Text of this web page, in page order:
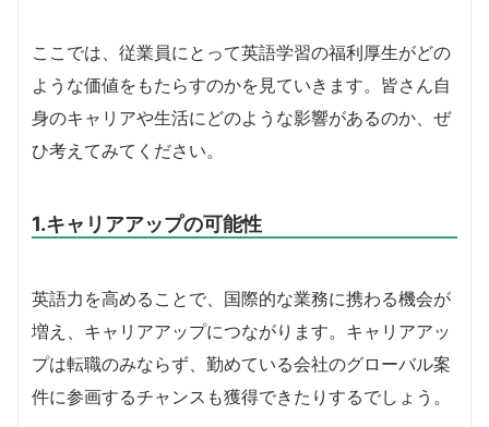
ここでは、従業員にとって英語学習の福利厚生がどの
ような価値をもたらすのかを見ていきます。皆さん自
身のキャリアや生活にどのような影響があるのか、ぜ
ひ考えてみてください。
1.キャリアアップの可能性
英語力を高めることで、国際的な業務に携わる機会が
増え、キャリアアップにつながります。キャリアアッ
プは転職のみならず、勤めている会社のグローバル案
件に参画するチャンスも獲得できたりするでしょう。